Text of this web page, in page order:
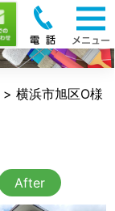
> 横浜市旭区O様
After